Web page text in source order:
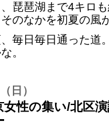
琵琶湖まで4キロも
のなかを初夏の風
毎日毎日通った道
。
（日）
女性の集い/北区